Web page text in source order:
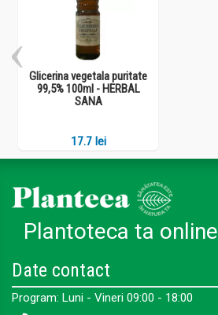
Glicerina vegetala puritate
99,5% 100ml - HERBAL
SANA
17.7 lei
Plantoteca ta online
Date contact
Program: Luni - Vineri 09:00 - 18:00